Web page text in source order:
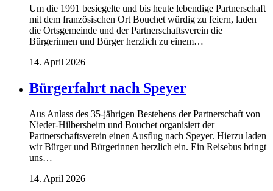
Um die 1991 besiegelte und bis heute lebendige Partnerschaft
mit dem französischen Ort Bouchet würdig zu feiern, laden
die Ortsgemeinde und der Partnerschaftsverein die
Bürgerinnen und Bürger herzlich zu einem…
14. April 2026
Bürgerfahrt nach Speyer
Aus Anlass des 35-jährigen Bestehens der Partnerschaft von
Nieder-Hilbersheim und Bouchet organisiert der
Partnerschaftsverein einen Ausflug nach Speyer. Hierzu laden
wir Bürger und Bürgerinnen herzlich ein. Ein Reisebus bringt
uns…
14. April 2026